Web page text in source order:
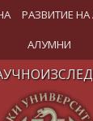
РАЗВИТИЕ
АЛУМНИ
и